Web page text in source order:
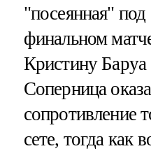
"посеянная"
финальном
Кристину Баруа
Соперница
сопротивление
сете, тогда как